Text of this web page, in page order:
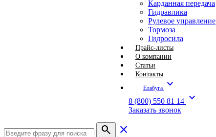
Карданная передача
Гидравлика
Рулевое управление
Тормоза
Гидросила
Прайс-листы
О компании
Статьи
Контакты
Елабуга expand_more
8 (800) 550 81 14 expand_more
Заказать звонок
search
close